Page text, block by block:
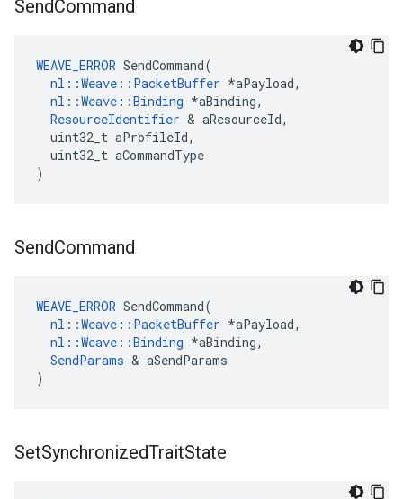
SendCommand
WEAVE_ERROR SendCommand(
nl ::Weave :: PacketBuffer *aPayload,
nl ::Weave ::Binding *aBinding,
ResourceIdentifier & aResourceId,
uint32_t aProfileId,
uint32_t aCommandType
)
SendCommand
WEAVE_ERROR SendCommand(
nl ::Weave :: PacketBuffer *aPayload,
nl ::Weave ::Binding *aBinding,
SendParams & aSendParams
)
SetSynchronizedTraitState